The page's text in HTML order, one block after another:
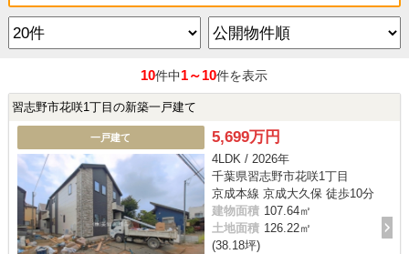
10件中1～10件を表示
習志野市花咲1丁目の新築一戸建て
一戸建て 5,699万円
4LDK / 2026年
千葉県習志野市花咲1丁目
京成本線 京成大久保 徒歩10分
建物面積 107.64㎡
土地面積 126.22㎡
(38.18坪)